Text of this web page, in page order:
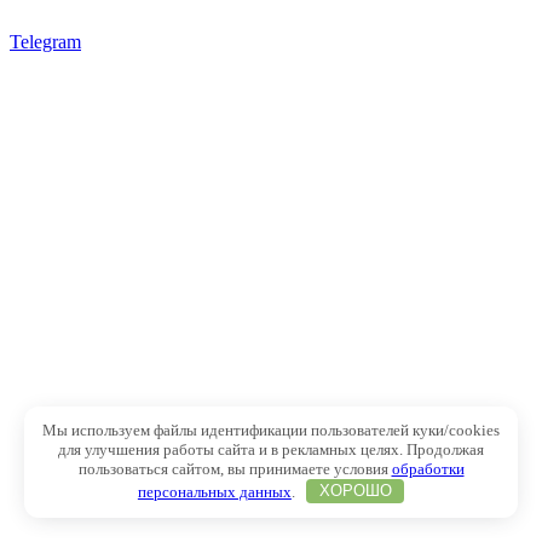
Telegram
Мы используем файлы идентификации пользователей куки/cookies
для улучшения работы сайта и в рекламных целях. Продолжая
пользоваться сайтом, вы принимаете условия обработки
персональных данных
ХОРОШО